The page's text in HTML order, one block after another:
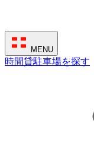
MENU
時間貸駐車場を探す